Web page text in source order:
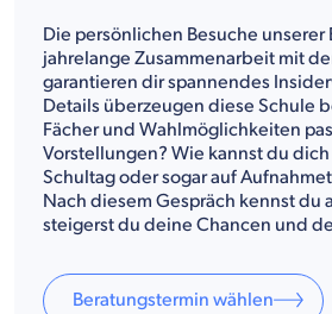
Die persönlichen Besuche
jahrelange Zusammenarbeit mit
garantieren dir spannendes
Details überzeugen diese Schule
Fächer und Wahlmöglichkeiten
Vorstellungen? Wie kannst du
Schultag oder sogar auf
Nach diesem Gespräch kennst du
steigerst du deine Chancen und
Beratungstermin wählen